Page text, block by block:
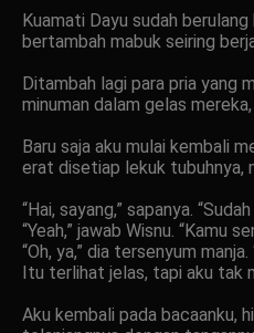
Kuamati Dayu sudah
bertambah mabuk seiring
Ditambah lagi para pria yang
minuman dalam gelas
Baru saja aku mulai kembali
erat disetiap lekuk tubuhnya,
“Hai, sayang,” sapanya.
“Yeah,” jawab Wisnu. “Kamu
“Oh, ya,” dia tersenyum
Itu terlihat jelas, tapi aku tak
Aku kembali pada bacaanku,